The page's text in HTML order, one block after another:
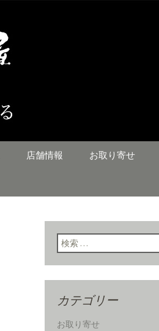
店舗情報 お取り寄せ
検索:
カテゴリー
お取り寄せ